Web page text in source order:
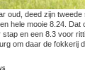
oud, deed zijn
hele mooie 8.24.
en een 8.3 voor
om daar de fokkerij